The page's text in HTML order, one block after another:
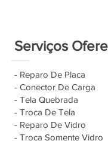
Serviços
- Reparo De Placa
- Conector De Carga
- Tela Quebrada
- Troca De Tela
- Reparo De Vidro
- Troca Somente Vidro